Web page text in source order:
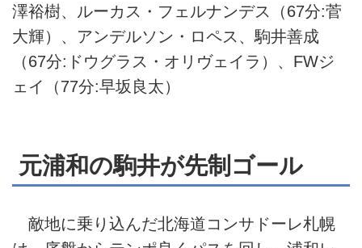
澤裕樹、ルーカス・フェルナンデス（67分:菅
大輝）、アンデルソン・ロペス、駒井善成
（67分:ドウグラス・オリヴェイラ）、FWジ
ェイ（77分:早坂良太）
元浦和の駒井が先制ゴール
敵地に乗り込んだ北海道コンサドーレ札幌